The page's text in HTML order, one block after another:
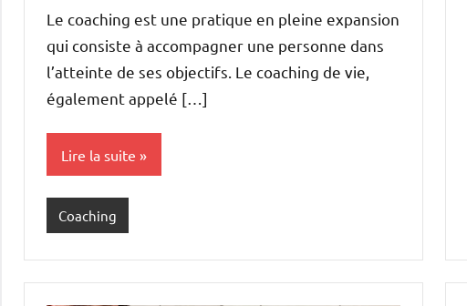
Le coaching est une pratique en pleine expansion
qui consiste à accompagner une personne dans
l’atteinte de ses objectifs. Le coaching de vie,
également appelé […]
Lire la suite
Coaching